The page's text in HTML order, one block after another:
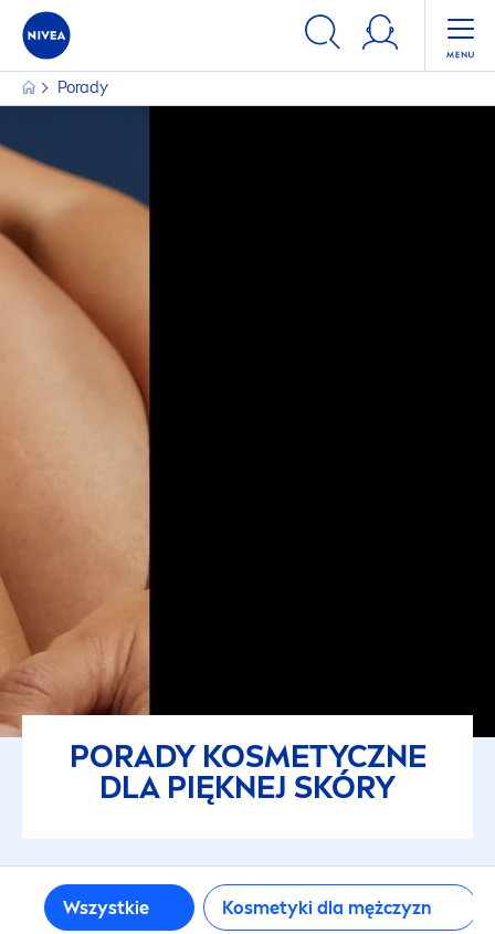
Porady
PORADY KOSMETYCZNE
DLA PIĘKNEJ SKÓRY
Wszystkie Kosmetyki dla mężczyzn
FILTRY
KATEGORIA GŁÓWNA
Kosmetyki do twarzy
Kosmetyki do włosów
Ochrona Przeciwsłoneczna
Produkty specjalne
RODZAJ PRODUKTU
Antyperspiranty
Antyperspiranty dla mężczyzn
Kosmetyki dla niemowląt